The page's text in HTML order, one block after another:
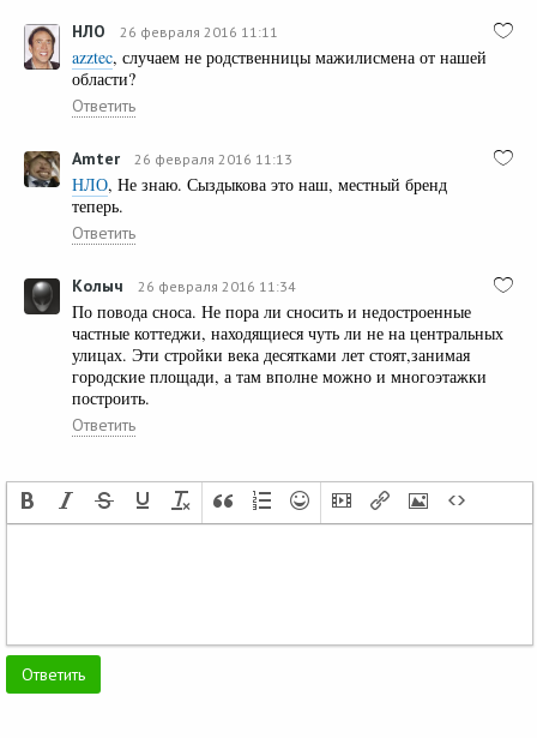
НЛО 26 февраля 2016 11:11
azztec, случаем не родственницы мажилисмена от нашей
области?
Ответить
Amter 26 февраля 2016 11:13
НЛО, Не знаю. Сыздыкова это наш, местный бренд
теперь.
Ответить
Колыч 26 февраля 2016 11:34
По повода сноса. Не пора ли сносить и недостроенные
частные коттеджи, находящиеся чуть ли не на центральных
улицах. Эти стройки века десятками лет стоят,занимая
городские площади, а там вполне можно и многоэтажки
построить.
Ответить